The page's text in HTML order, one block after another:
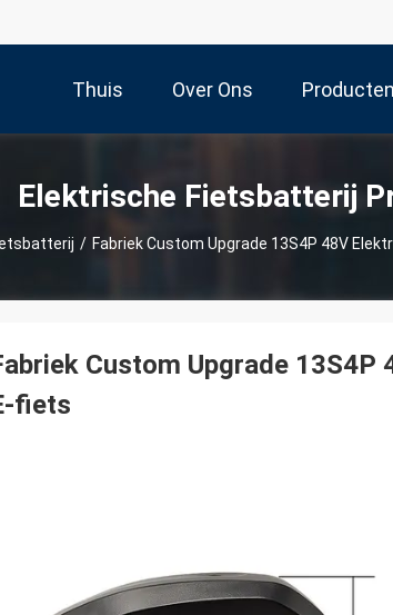
Thuis Over Ons Producten
Elektrische Fietsbatterij
/ Fabriek Custom Upgrade 13S4P 48V
Custom Upgrade
fiets